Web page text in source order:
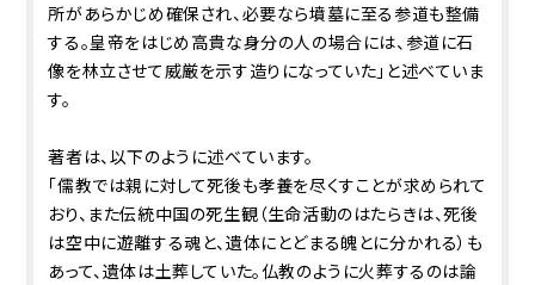
所があらかじめ確保され、必要なら墳墓に至る参道も整備
する。皇帝をはじめ高貴な身分の人の場合には、参道に石
像を林立させて威厳を示す造りになっていた」と述べていま
す。
著者は、以下のように述べています。
「儒教では親に対して死後も孝養を尽くすことが求められて
おり、また伝統中国の死生観（生命活動のはたらきは、死後
は空中に遊離する魂と、遺体にとどまる魄とに分かれる）も
あって、遺体は土葬していた。仏教のように火葬するのは論